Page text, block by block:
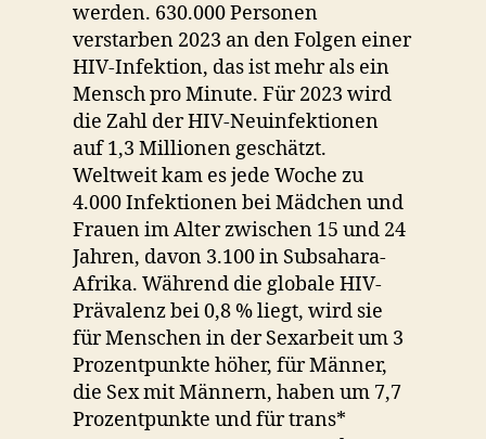
werden. 630.000 Personen
verstarben 2023 an den Folgen einer
HIV-Infektion, das ist mehr als ein
Mensch pro Minute. Für 2023 wird
die Zahl der HIV-Neuinfektionen
auf 1,3 Millionen geschätzt.
Weltweit kam es jede Woche zu
4.000 Infektionen bei Mädchen und
Frauen im Alter zwischen 15 und 24
Jahren, davon 3.100 in Subsahara-
Afrika. Während die globale HIV-
Prävalenz bei 0,8 % liegt, wird sie
für Menschen in der Sexarbeit um 3
Prozentpunkte höher, für Männer,
die Sex mit Männern, haben um 7,7
Prozentpunkte und für trans*